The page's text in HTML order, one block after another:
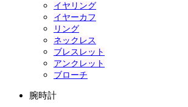
イヤリング
イヤーカフ
リング
ネックレス
ブレスレット
アンクレット
ブローチ
腕時計